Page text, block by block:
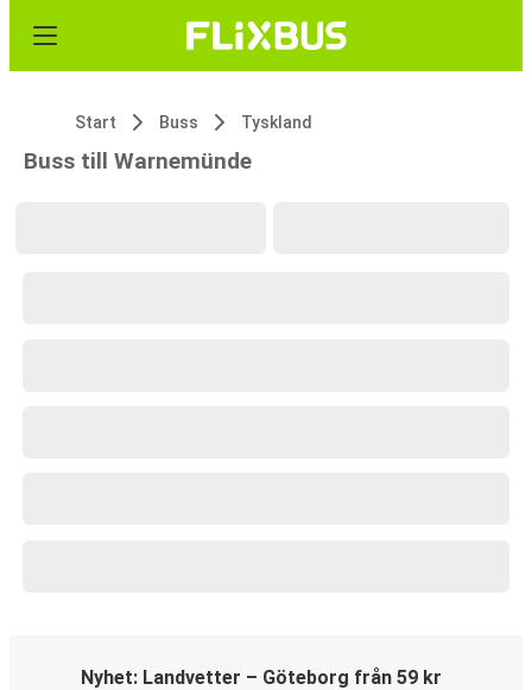
Start Buss Tyskland
Buss till Warnemünde
Nyhet: Landvetter – Göteborg från 59 kr